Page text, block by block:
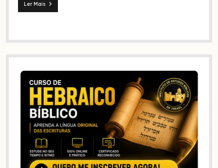
Ler Mais
Jesus
sábado?